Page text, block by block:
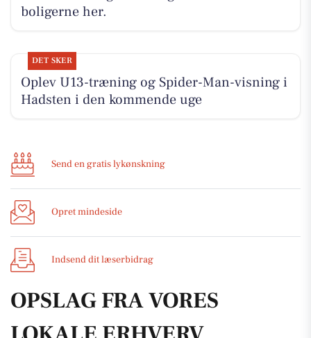
boligerne her.
DET SKER
Oplev U13-træning og Spider-Man-visning i
Hadsten i den kommende uge
Send en gratis lykønskning
Opret mindeside
Indsend dit læserbidrag
OPSLAG FRA VORES